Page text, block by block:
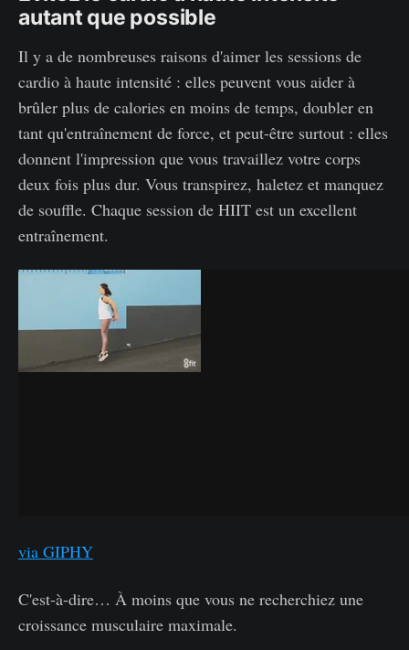
autant que possible
Il y a de nombreuses raisons d'aimer les sessions de
cardio à haute intensité : elles peuvent vous aider à
brûler plus de calories en moins de temps, doubler en
tant qu'entraînement de force, et peut-être surtout : elles
donnent l'impression que vous travaillez votre corps
deux fois plus dur. Vous transpirez, haletez et manquez
de souffle. Chaque session de HIIT est un excellent
entraînement.
via GIPHY
C'est-à-dire… À moins que vous ne recherchiez une
croissance musculaire maximale.